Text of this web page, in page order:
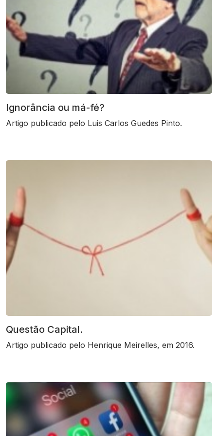
Ignorância ou má-fé?
Artigo publicado pelo Luis Carlos Guedes Pinto.
Questão Capital.
Artigo publicado pelo Henrique Meirelles, em 2016.